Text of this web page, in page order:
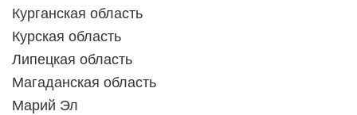
Курганская область
Курская область
Липецкая область
Магаданская область
Марий Эл